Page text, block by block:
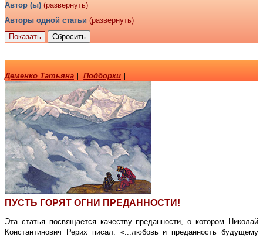
Автор (ы) (развернуть)
Авторы одной статьи (развернуть)
Деменко Татьяна Подборки
ПУСТЬ ГОРЯТ ОГНИ ПРЕДАННОСТИ!
Эта статья посвящается качеству преданности, о котором Николай
Константинович Рерих писал: «...любовь и преданность будущему